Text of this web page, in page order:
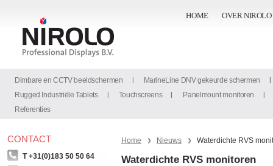
HOME OVER NIROLO
Dimbare en CCTV beeldschermen
MarineLine DNV gekeurde schermen
Rugged Industriële Tablets
Touchscreens
Panelmount monitoren
Referenties
CONTACT
T +31(0)183 50 50 64
Home Nieuws Waterdichte RVS
Waterdichte RVS monitoren